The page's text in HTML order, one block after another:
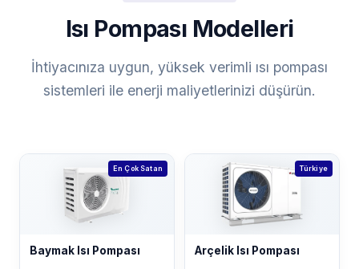
Isı Pompası Modelleri
İhtiyacınıza uygun, yüksek verimli ısı pompası
sistemleri ile enerji maliyetlerinizi düşürün.
En Çok Satan
Baymak Isı Pompası
Türkiye
Arçelik Isı Pompası